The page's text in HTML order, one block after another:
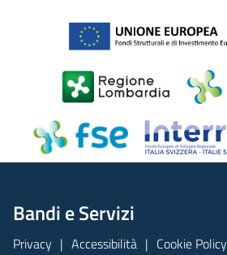
Bandi e Servizi
Privacy Accessibilità
Cookie Policy